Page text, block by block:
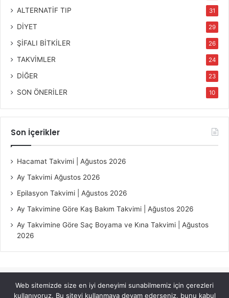
ALTERNATİF TIP 31
DİYET 29
ŞİFALI BİTKİLER 26
TAKVİMLER 24
DİĞER 23
SON ÖNERİLER 10
Son İçerikler
Hacamat Takvimi | Ağustos 2026
Ay Takvimi Ağustos 2026
Epilasyon Takvimi | Ağustos 2026
Ay Takvimine Göre Kaş Bakım Takvimi | Ağustos 2026
Ay Takvimine Göre Saç Boyama ve Kına Takvimi | Ağustos
2026
© Copyright 2026, All Rights Reserved |
Jannah Theme by
Web sitemizde size en iyi deneyimi sunabilmemiz için çerezleri
kullanıyoruz. Bu siteyi kullanmaya devam ederseniz, bunu kabul